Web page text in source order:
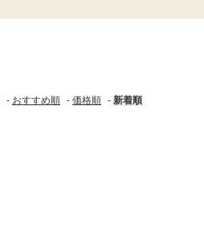
- おすすめ順 - 価格順 - 新着順